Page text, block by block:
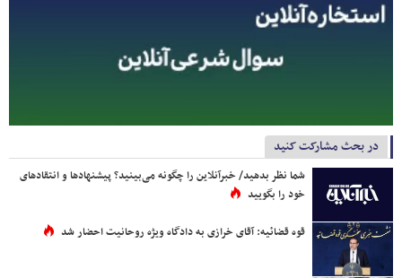
در بحث مشارکت کنید
شما نظر بدهید/ خبرآنلاین را چگونه می‌بینید؟ پیشنهادها و انتقادهای
خود را بگویید
قوه قضائیه: آقای خرازی به دادگاه ویژه روحانیت احضار شد